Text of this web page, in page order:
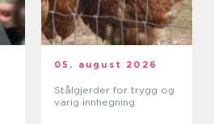
05. august 2026
Stålgjerder for trygg og
varig innhegning